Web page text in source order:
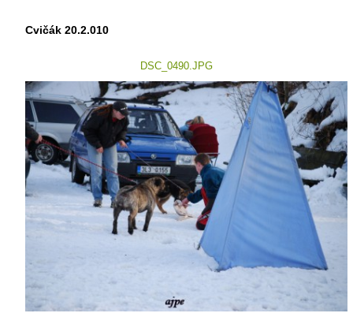
Cvičák 20.2.010
DSC_0490.JPG